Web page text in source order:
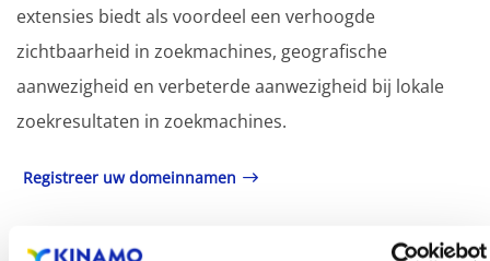
extensies biedt als voordeel een verhoogde
zichtbaarheid in zoekmachines, geografische
aanwezigheid en verbeterde aanwezigheid bij lokale
zoekresultaten in zoekmachines.
Registreer uw domeinnamen